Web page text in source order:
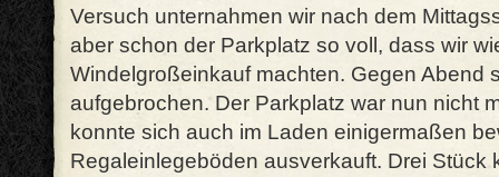
Versuch unternahmen wir nach dem
aber schon der Parkplatz so voll, dass wir
Windelgroßeinkauf machten. Gegen Abend
aufgebrochen. Der Parkplatz war nun nicht
konnte sich auch im Laden einigermaßen
Regaleinlegeböden ausverkauft. Drei Stück